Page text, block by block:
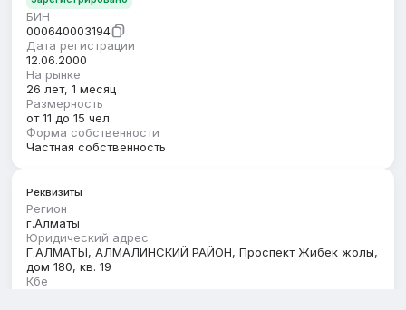
БИН
000640003194
Дата регистрации
12.06.2000
На рынке
26 лет, 1 месяц
Размерность
от 11 до 15 чел.
Форма собственности
Частная собственность
Реквизиты
Регион
г.Алматы
Юридический адрес
Г.АЛМАТЫ, АЛМАЛИНСКИЙ РАЙОН, Проспект Жибек жолы,
дом 180, кв. 19
Кбе